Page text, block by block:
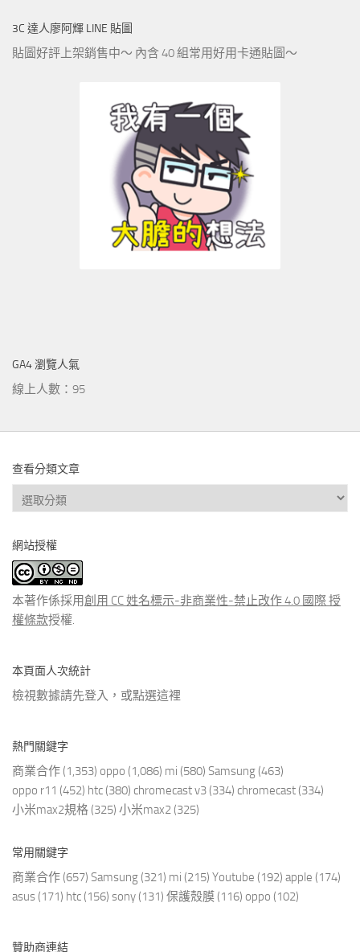
3C 達人廖阿輝 LINE 貼圖
貼圖好評上架銷售中～ 內含 40 組常用好用卡通貼圖～
GA4 瀏覽人氣
線上人數：95
查看分類文章
查
看
類
文
章
網站授權
本著作係採用創用 CC 姓名標示-非商業性-禁止改作 4.0 國際 授
權條款授權.
本頁面人次統計
檢視數據請先登入，或點選這裡
熱門關鍵字
商業合作 (1,353) oppo (1,086) mi (580) Samsung (463)
oppo r11 (452) htc (380) chromecast v3 (334) chromecast (334)
小米max2規格 (325) 小米max2 (325)
常用關鍵字
商業合作 (657) Samsung (321) mi (215) Youtube (192) apple (174)
asus (171) htc (156) sony (131) 保護殼膜 (116) oppo (102)
贊助商連結